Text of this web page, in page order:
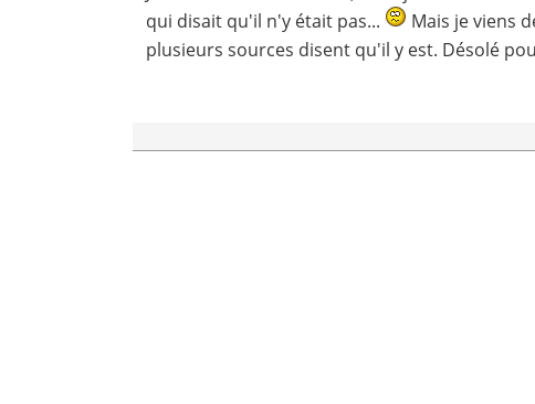
qui disait qu'il n'y était pas...
Mais je viens
plusieurs sources disent qu'il y est. Désolé